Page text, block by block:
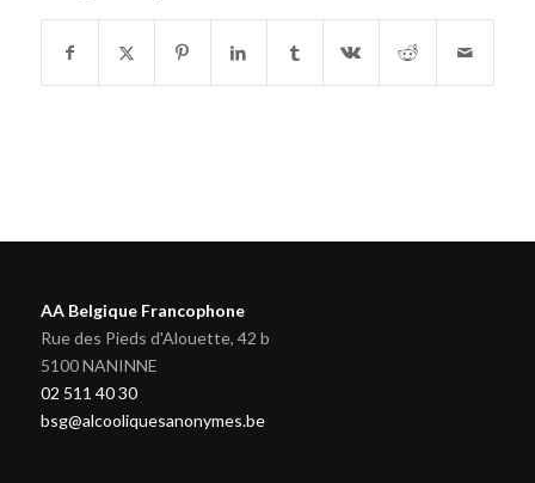
AA Belgique Francophone
Rue des Pieds d'Alouette, 42 b
5100 NANINNE
02 511 40 30
bsg@alcooliquesanonymes.be